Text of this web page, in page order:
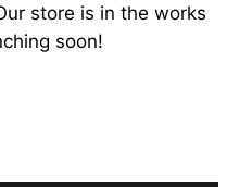
store is in the works
soon!